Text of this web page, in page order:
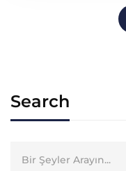
Search